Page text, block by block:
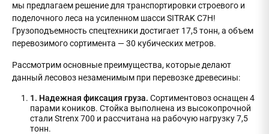
мы предлагаем решение для транспортировки строевого и
поделочного леса на усиленном шасси SITRAK C7H!
Грузоподъемность спецтехники достигает 17,5 тонн, а объем
перевозимого сортимента — 30 кубических метров.
Рассмотрим основные преимущества, которые делают
данный лесовоз незаменимым при перевозке древесины:
1. Надежная фиксация груза. Сортиментовоз оснащен 4
парами коников. Стойка выполнена из высокопрочной
стали Strenx 700 и рассчитана на рабочую нагрузку 7,5
тонн.